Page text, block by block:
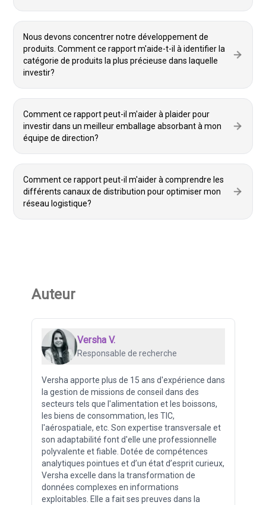
Nous devons concentrer notre développement de
produits. Comment ce rapport m'aide-t-il à identifier la
catégorie de produits la plus précieuse dans laquelle
investir?
Comment ce rapport peut-il m'aider à plaider pour
investir dans un meilleur emballage absorbant à mon
équipe de direction?
Comment ce rapport peut-il m'aider à comprendre les
différents canaux de distribution pour optimiser mon
réseau logistique?
Auteur
Versha V.
Responsable de recherche
Versha apporte plus de 15 ans d'expérience dans
la gestion de missions de conseil dans des
secteurs tels que l'alimentation et les boissons,
les biens de consommation, les TIC,
l'aérospatiale, etc. Son expertise transversale et
son adaptabilité font d'elle une professionnelle
polyvalente et fiable. Dotée de compétences
analytiques pointues et d’un état d’esprit curieux,
Versha excelle dans la transformation de
données complexes en informations
exploitables. Elle a fait ses preuves dans la